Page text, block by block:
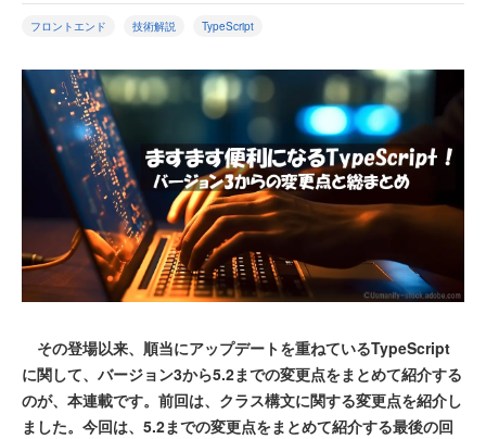
フロントエンド 技術解説 TypeScript
その登場以来、順当にアップデートを重ねているTypeScript
に関して、バージョン3から5.2までの変更点をまとめて紹介する
のが、本連載です。前回は、クラス構文に関する変更点を紹介し
ました。今回は、5.2までの変更点をまとめて紹介する最後の回